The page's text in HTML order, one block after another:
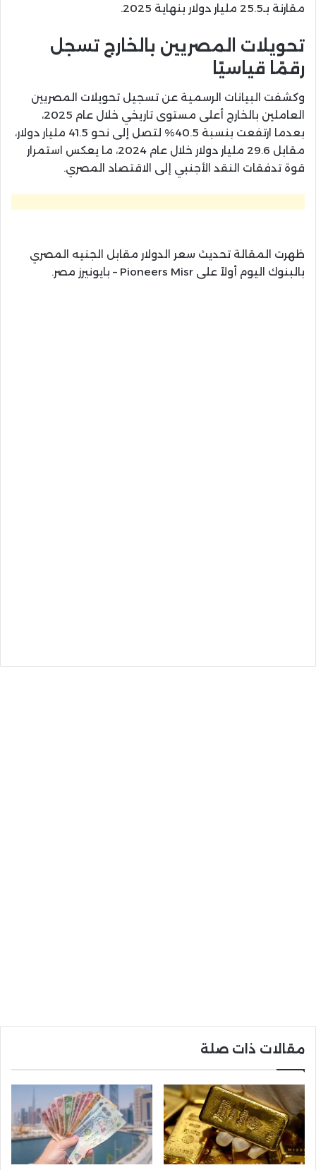
مقارنة بـ25.5 مليار دولار بنهاية 2025.
تحويلات المصريين بالخارج تسجل
رقمًا قياسيًا
وكشفت البيانات الرسمية عن تسجيل تحويلات المصريين
العاملين بالخارج أعلى مستوى تاريخي خلال عام 2025،
بعدما ارتفعت بنسبة 40.5% لتصل إلى نحو 41.5 مليار دولار،
مقابل 29.6 مليار دولار خلال عام 2024، ما يعكس استمرار
قوة تدفقات النقد الأجنبي إلى الاقتصاد المصري.
ظهرت المقالة تحديث سعر الدولار مقابل الجنيه المصري
بالبنوك اليوم أولاً على Pioneers Misr – بايونيرز مصر.
مقالات ذات صلة